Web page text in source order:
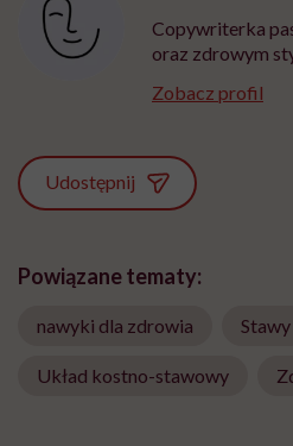
Copywriterka
oraz zdrowym
Zobacz profil
Udostępnij
Powiązane tematy:
nawyki dla zdrowia Stawy
Układ kostno-stawowy